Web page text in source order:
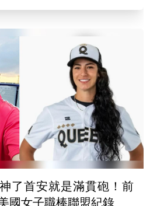
了首安就是滿貫砲！前
國女子職棒聯盟紀錄